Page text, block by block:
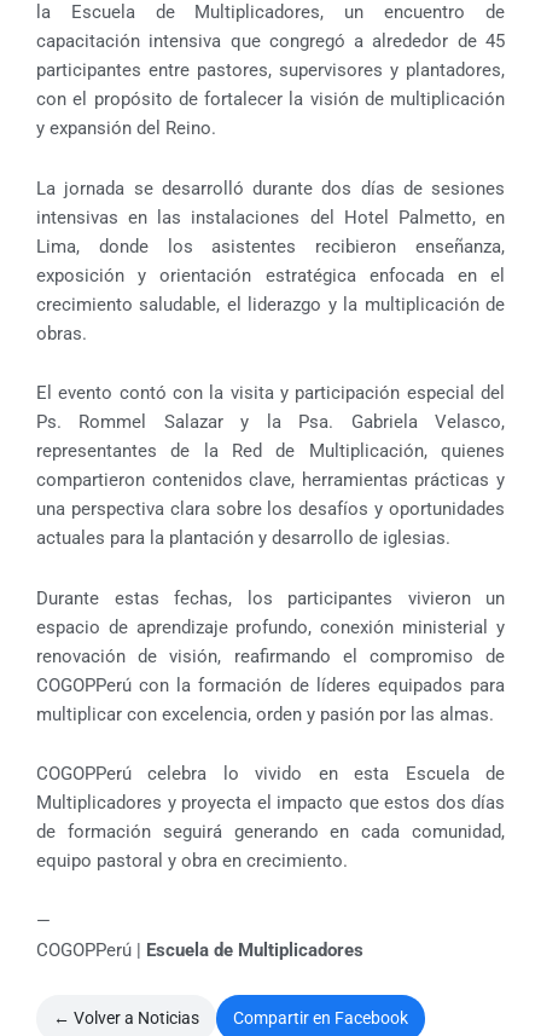
la Escuela de Multiplicadores, un encuentro de
capacitación intensiva que congregó a alrededor de 45
participantes entre pastores, supervisores y plantadores,
con el propósito de fortalecer la visión de multiplicación
y expansión del Reino.
La jornada se desarrolló durante dos días de sesiones
intensivas en las instalaciones del Hotel Palmetto, en
Lima, donde los asistentes recibieron enseñanza,
exposición y orientación estratégica enfocada en el
crecimiento saludable, el liderazgo y la multiplicación de
obras.
El evento contó con la visita y participación especial del
Ps. Rommel Salazar y la Psa. Gabriela Velasco,
representantes de la Red de Multiplicación, quienes
compartieron contenidos clave, herramientas prácticas y
una perspectiva clara sobre los desafíos y oportunidades
actuales para la plantación y desarrollo de iglesias.
Durante estas fechas, los participantes vivieron un
espacio de aprendizaje profundo, conexión ministerial y
renovación de visión, reafirmando el compromiso de
COGOPPerú con la formación de líderes equipados para
multiplicar con excelencia, orden y pasión por las almas.
COGOPPerú celebra lo vivido en esta Escuela de
Multiplicadores y proyecta el impacto que estos dos días
de formación seguirá generando en cada comunidad,
equipo pastoral y obra en crecimiento.
—
COGOPPerú | Escuela de Multiplicadores
← Volver a Noticias Compartir en Facebook